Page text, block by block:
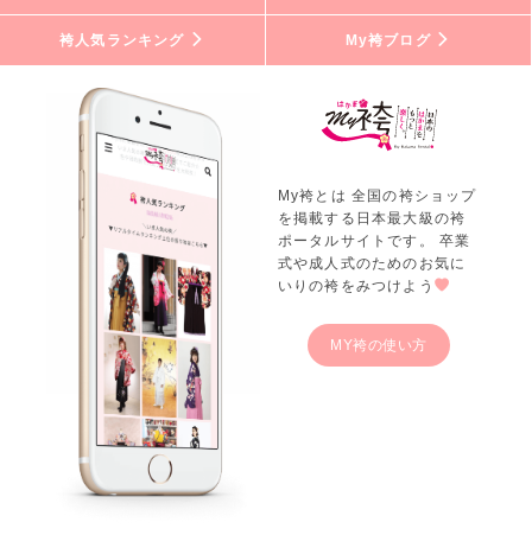
袴人気ランキング My袴ブログ
My袴とは 全国の袴ショップ
を掲載する日本最大級の袴
ポータルサイトです。 卒業
式や成人式のためのお気に
いりの袴をみつけよう
MY袴の使い方